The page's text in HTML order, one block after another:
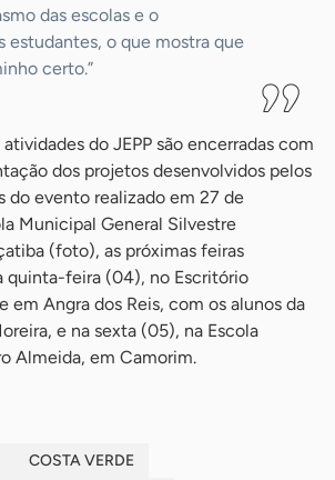
das escolas e o
estudantes, o que mostra que
certo.”
do JEPP são encerradas com
dos projetos desenvolvidos pelos
do evento realizado em 27 de
Municipal General Silvestre
(foto), as próximas feiras
quinta-feira (04), no Escritório
em Angra dos Reis, com os alunos da
e na sexta (05), na Escola
Almeida, em Camorim.
COSTA VERDE